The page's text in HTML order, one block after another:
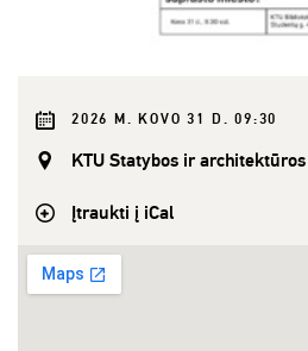
2026 M. KOVO 31 D. 09:30
KTU Statybos ir
Įtraukti į iCal